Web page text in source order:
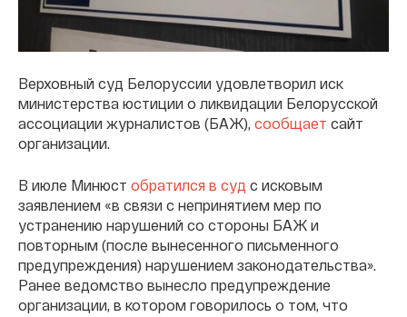
Верховный суд Белоруссии удовлетворил иск
министерства юстиции о ликвидации Белорусской
ассоциации журналистов (БАЖ), сообщает сайт
организации.
В июле Минюст обратился в суд с исковым
заявлением «в связи с непринятием мер по
устранению нарушений со стороны БАЖ и
повторным (после вынесенного письменного
предупреждения) нарушением законодательства».
Ранее ведомство вынесло предупреждение
организации, в котором говорилось о том, что